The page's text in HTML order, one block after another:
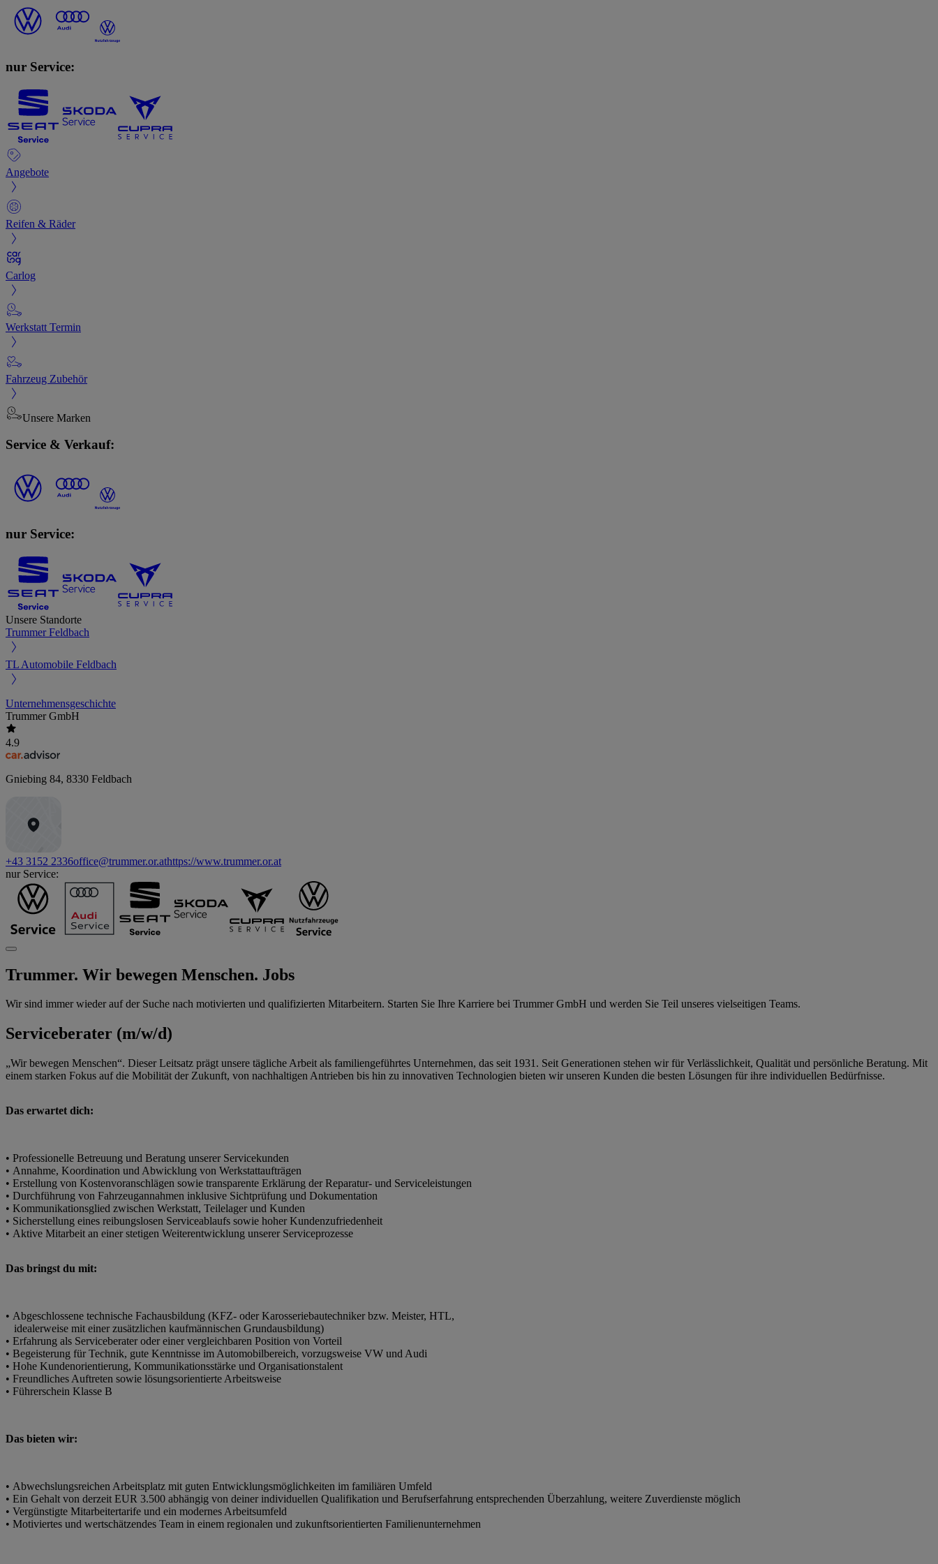
nur Service:
Angebote
Reifen & Räder
Carlog
Werkstatt Termin
Fahrzeug Zubehör
Unsere Marken
Service & Verkauf:
nur Service:
Unsere Standorte
Trummer Feldbach
TL Automobile Feldbach
Unternehmensgeschichte
Trummer GmbH
4.9
Gniebing 84, 8330 Feldbach
+43 3152 2336office@trummer.or.athttps://www.trummer.or.at
nur Service:
Trummer. Wir bewegen Menschen. Jobs
Wir sind immer wieder auf der Suche nach motivierten und qualifizierten Mitarbeitern. Starten Sie Ihre Karriere bei Trummer GmbH und werden Sie Teil unseres vielseitigen Teams.
Serviceberater (m/w/d)
„Wir bewegen Menschen“. Dieser Leitsatz prägt unsere tägliche Arbeit als familiengeführtes Unternehmen, das seit 1931. Seit Generationen stehen wir für Verlässlichkeit, Qualität und persönliche Beratung. Mit
einem starken Fokus auf die Mobilität der Zukunft, von nachhaltigen Antrieben bis hin zu innovativen Technologien bieten wir unseren Kunden die besten Lösungen für ihre individuellen Bedürfnisse.
Das erwartet dich:
• Professionelle Betreuung und Beratung unserer Servicekunden
• Annahme, Koordination und Abwicklung von Werkstattaufträgen
• Erstellung von Kostenvoranschlägen sowie transparente Erklärung der Reparatur- und Serviceleistungen
• Durchführung von Fahrzeugannahmen inklusive Sichtprüfung und Dokumentation
• Kommunikationsglied zwischen Werkstatt, Teilelager und Kunden
• Sicherstellung eines reibungslosen Serviceablaufs sowie hoher Kundenzufriedenheit
• Aktive Mitarbeit an einer stetigen Weiterentwicklung unserer Serviceprozesse
Das bringst du mit:
• Abgeschlossene technische Fachausbildung (KFZ- oder Karosseriebautechniker bzw. Meister, HTL,
idealerweise mit einer zusätzlichen kaufmännischen Grundausbildung)
• Erfahrung als Serviceberater oder einer vergleichbaren Position von Vorteil
• Begeisterung für Technik, gute Kenntnisse im Automobilbereich, vorzugsweise VW und Audi
• Hohe Kundenorientierung, Kommunikationsstärke und Organisationstalent
• Freundliches Auftreten sowie lösungsorientierte Arbeitsweise
• Führerschein Klasse B
Das bieten wir:
• Abwechslungsreichen Arbeitsplatz mit guten Entwicklungsmöglichkeiten im familiären Umfeld
• Ein Gehalt von derzeit EUR 3.500 abhängig von deiner individuellen Qualifikation und Berufserfahrung entsprechenden Überzahlung, weitere Zuverdienste möglich
• Vergünstigte Mitarbeitertarife und ein modernes Arbeitsumfeld
• Motiviertes und wertschätzendes Team in einem regionalen und zukunftsorientierten Familienunternehmen